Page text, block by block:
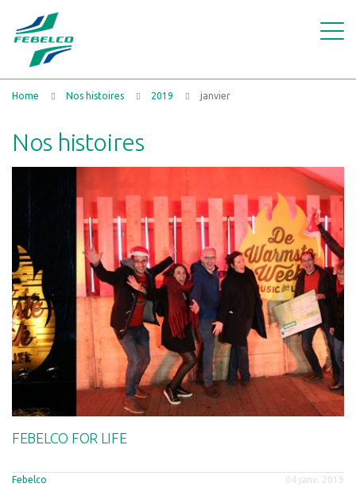
Home Nos histoires 2019 janvier
Nos histoires
FEBELCO FOR LIFE
04 janv. 2019
Febelco